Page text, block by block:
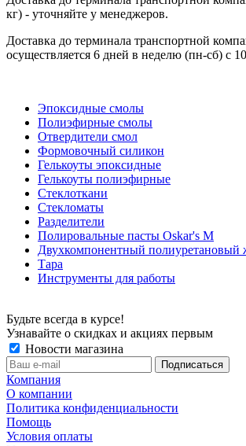
кг) - уточняйте у менеджеров.
Доставка до терминала транспортной
осуществляется 6 дней в неделю (пн-сб) с
Эпоксидные смолы
Полиэфирные смолы
Отвердители смол
Формовочный силикон
Гелькоуты эпоксидные
Гелькоуты полиэфирные
Стеклоткани
Стекломаты
Разделители
Полировальные пасты Oskar's M
Двухкомпонентный полиуретановый
Тара
Инструменты для работы
Будьте всегда в курсе!
Узнавайте о скидках и акциях первым
Новости магазина
Компания
О компании
Политика конфиденциальности
Помощь
Условия оплаты